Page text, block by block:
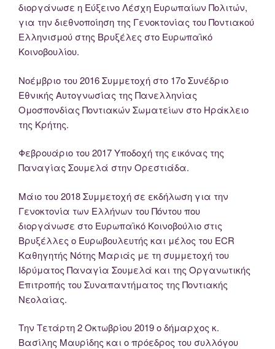
διοργάνωσε η Εύξεινο Λέσχη Ευρωπαίων Πολιτών,
για την διεθνοποίηση της Γενοκτονίας του Ποντιακού
Ελληνισμού στης Βρυξέλες στο Ευρωπαϊκό
Κοινοβουλίου.
Νοέμβριο του 2016 Συμμετοχή στο 17ο Συνέδριο
Εθνικής Αυτογνωσίας της Πανελληνίας
Ομοσπονδίας Ποντιακών Σωματείων στο Ηράκλειο
της Κρήτης.
Φεβρουάριο του 2017 Υποδοχή της εικόνας της
Παναγίας Σουμελά στην Ορεστιάδα.
Μάιο του 2018 Συμμετοχή σε εκδήλωση για την
Γενοκτονία των Ελλήνων του Πόντου που
διοργάνωσε στο Ευρωπαϊκό Κοινοβούλιο στις
Βρυξέλλες ο Ευρωβουλευτής και μέλος του ECR
Καθηγητής Νότης Μαριάς με τη συμμετοχή του
Ιδρύματος Παναγία Σουμελά και της Οργανωτικής
Επιτροπής του Συναπαντήματος της Ποντιακής
Νεολαίας.
Την Τετάρτη 2 Οκτωβρίου 2019 ο δήμαρχος κ.
Βασίλης Μαυρίδης και ο πρόεδρος του συλλόγου